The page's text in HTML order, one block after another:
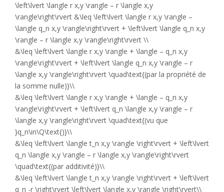
\left\lvert \langle r x,y \rangle – r \langle x,y
\rangle\right\rvert &\leq \left\lvert \langle r x,y \rangle –
\langle q_n x,y \rangle\right\rvert + \left\lvert \langle q_n x,y
\rangle – r \langle x,y \rangle\right\rvert \\
&\leq \left\lvert \langle r x,y \rangle + \langle – q_n x,y
\rangle\right\rvert + \left\lvert \langle q_n x,y \rangle – r
\langle x,y \rangle\right\rvert \quad\text{(par la propriété de
la somme nulle)}\\
&\leq \left\lvert \langle r x,y \rangle + \langle – q_n x,y
\rangle\right\rvert + \left\lvert q_n \langle x,y \rangle – r
\langle x,y \rangle\right\rvert \quad\text{(vu que
}q_n\in\Q\text{)}\\
&\leq \left\lvert \langle t_n x,y \rangle \right\rvert + \left\lvert
q_n \langle x,y \rangle – r \langle x,y \rangle\right\rvert
\quad\text{(par additivité)}\\
&\leq \left\lvert \langle t_n x,y \rangle \right\rvert + \left\lvert
q_n -r \right\rvert \left\lvert \langle x,y \rangle \right\rvert\\